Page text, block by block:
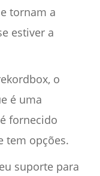
tornam a
estiver a
o
é uma
fornecido
tem opções.
suporte para